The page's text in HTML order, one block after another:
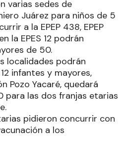
varias sedes de
Juárez para niños de 5
a la EPEP 438, EPEP
la EPES 12 podrán
de 50.
localidades podrán
infantes y mayores,
Pozo Yacaré, quedará
para las dos franjas etarias
pidieron concurrir con
a los